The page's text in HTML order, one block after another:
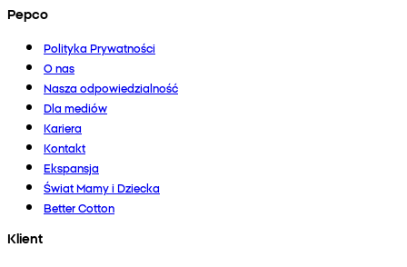
Pepco
Polityka Prywatności
O nas
Nasza odpowiedzialność
Dla mediów
Kariera
Kontakt
Ekspansja
Świat Mamy i Dziecka
Better Cotton
Klient